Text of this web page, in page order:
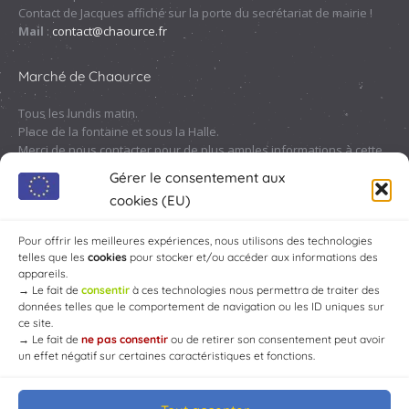
Gérer le consentement aux
cookies (EU)
Pour offrir les meilleures expériences, nous utilisons des technologies
telles que les cookies pour stocker et/ou accéder aux informations des
appareils.
→ Le fait de consentir à ces technologies nous permettra de traiter des
données telles que le comportement de navigation ou les ID uniques sur
ce site.
→ Le fait de ne pas consentir ou de retirer son consentement peut avoir
un effet négatif sur certaines caractéristiques et fonctions.
Contact de Jacques affiché sur la porte du secrétariat de mairie !
Mail : contact@chaource.fr
Marché de Chaource
Tous les lundis matin.
Place de la fontaine et sous la Halle.
Merci de nous contacter pour de plus amples informations à cette